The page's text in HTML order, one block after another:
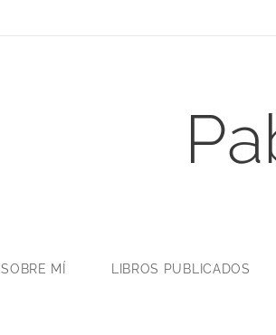
SOBRE MÍ LIBROS PUBLICADOS